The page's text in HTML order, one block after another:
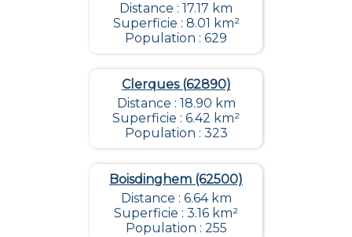
Distance : 17.17 km
Superficie : 8.01 km²
Population : 629
Clerques (62890)
Distance : 18.90 km
Superficie : 6.42 km²
Population : 323
Boisdinghem (62500)
Distance : 6.64 km
Superficie : 3.16 km²
Population : 255